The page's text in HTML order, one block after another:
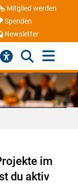
Mitglied werden
Spenden
Newsletter
im
du aktiv